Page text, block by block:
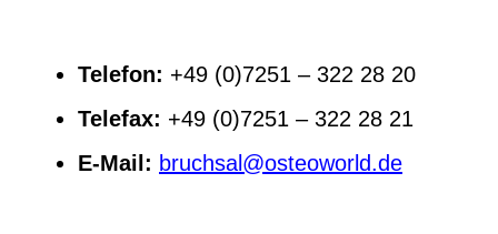
Telefon: +49 (0)7251 – 322 28 20
Telefax: +49 (0)7251 – 322 28 21
E-Mail: bruchsal@osteoworld.de